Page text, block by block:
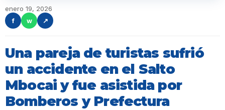
enero 19, 2026
f
w ↗
Una pareja de turistas sufrió
un accidente en el Salto
Mbocai y fue asistida por
Bomberos y Prefectura